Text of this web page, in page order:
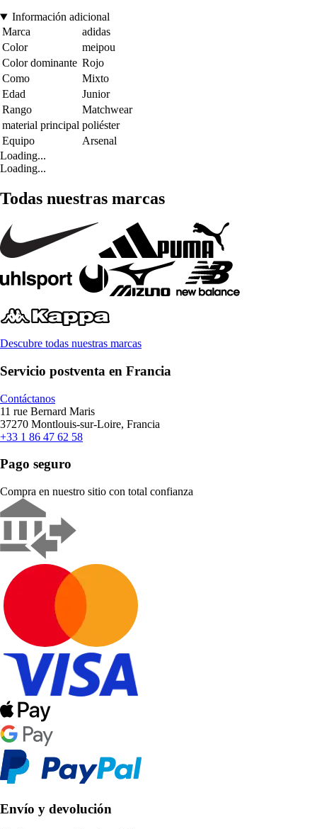
Información adicional
Marca
adidas
Color
meipou
Color dominante Rojo
Como
Mixto
Edad
Junior
Rango
Matchwear
material principal poliéster
Equipo
Arsenal
Loading...
Loading...
Todas nuestras marcas
Descubre todas nuestras marcas
Servicio postventa en Francia
Contáctanos
11 rue Bernard Maris
37270 Montlouis-sur-Loire, Francia
+33 1 86 47 62 58
Pago seguro
Compra en nuestro sitio con total confianza
Envío y devolución